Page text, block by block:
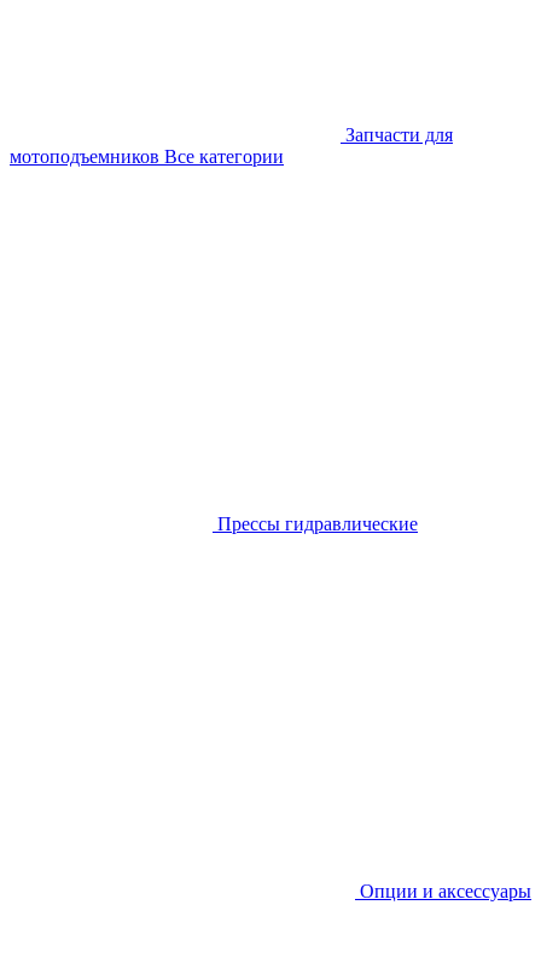
Запчасти для
мотоподъемников Все категории
Прессы гидравлические
Опции и аксессуары